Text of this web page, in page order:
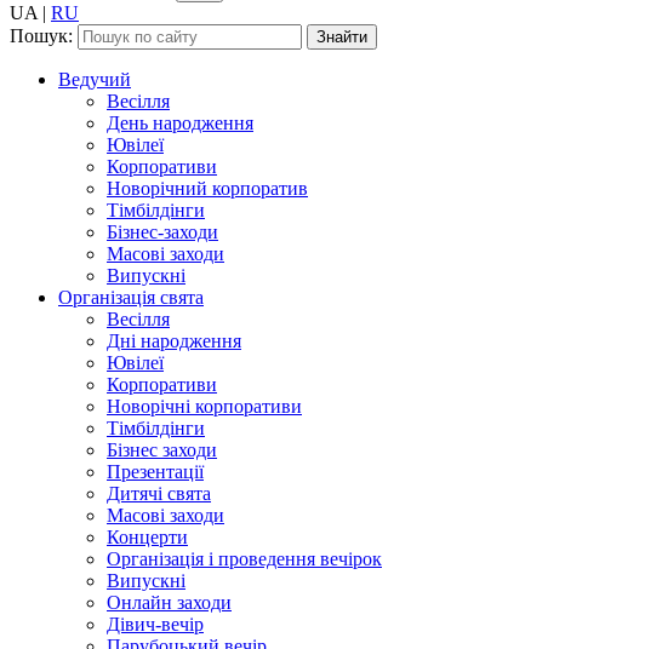
UA | RU
Пошук:
Ведучий
Весілля
День народження
Ювілеї
Корпоративи
Новорічний корпоратив
Тімбілдінги
Бізнес-заходи
Масові заходи
Випускні
Організація свята
Весілля
Дні народження
Ювілеї
Корпоративи
Новорічні корпоративи
Тімбілдінги
Бізнес заходи
Презентації
Дитячі свята
Масові заходи
Концерти
Організація і проведення вечірок
Випускні
Онлайн заходи
Дівич-вечір